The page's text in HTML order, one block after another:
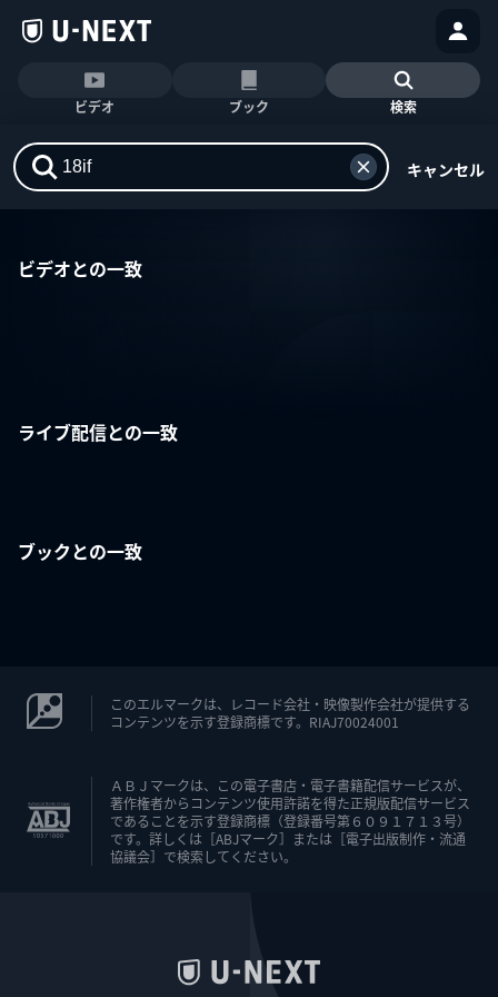
ビデオ ブック 検索
キャンセル
ビデオとの一致
ライブ配信との一致
ブックとの一致
このエルマークは、レコード会社・映像製作会社が提供する
コンテンツを示す登録商標です。RIAJ70024001
ＡＢＪマークは、この電子書店・電子書籍配信サービスが、
著作権者からコンテンツ使用許諾を得た正規版配信サービス
であることを示す登録商標（登録番号第６０９１７１３号）
です。詳しくは［ABJマーク］または［電子出版制作・流通
協議会］で検索してください。